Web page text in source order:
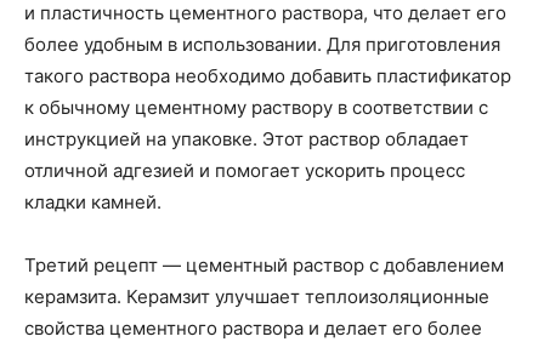
и пластичность цементного раствора, что делает его
более удобным в использовании. Для приготовления
такого раствора необходимо добавить пластификатор
к обычному цементному раствору в соответствии с
инструкцией на упаковке. Этот раствор обладает
отличной адгезией и помогает ускорить процесс
кладки камней.
Третий рецепт — цементный раствор с добавлением
керамзита. Керамзит улучшает теплоизоляционные
свойства цементного раствора и делает его более